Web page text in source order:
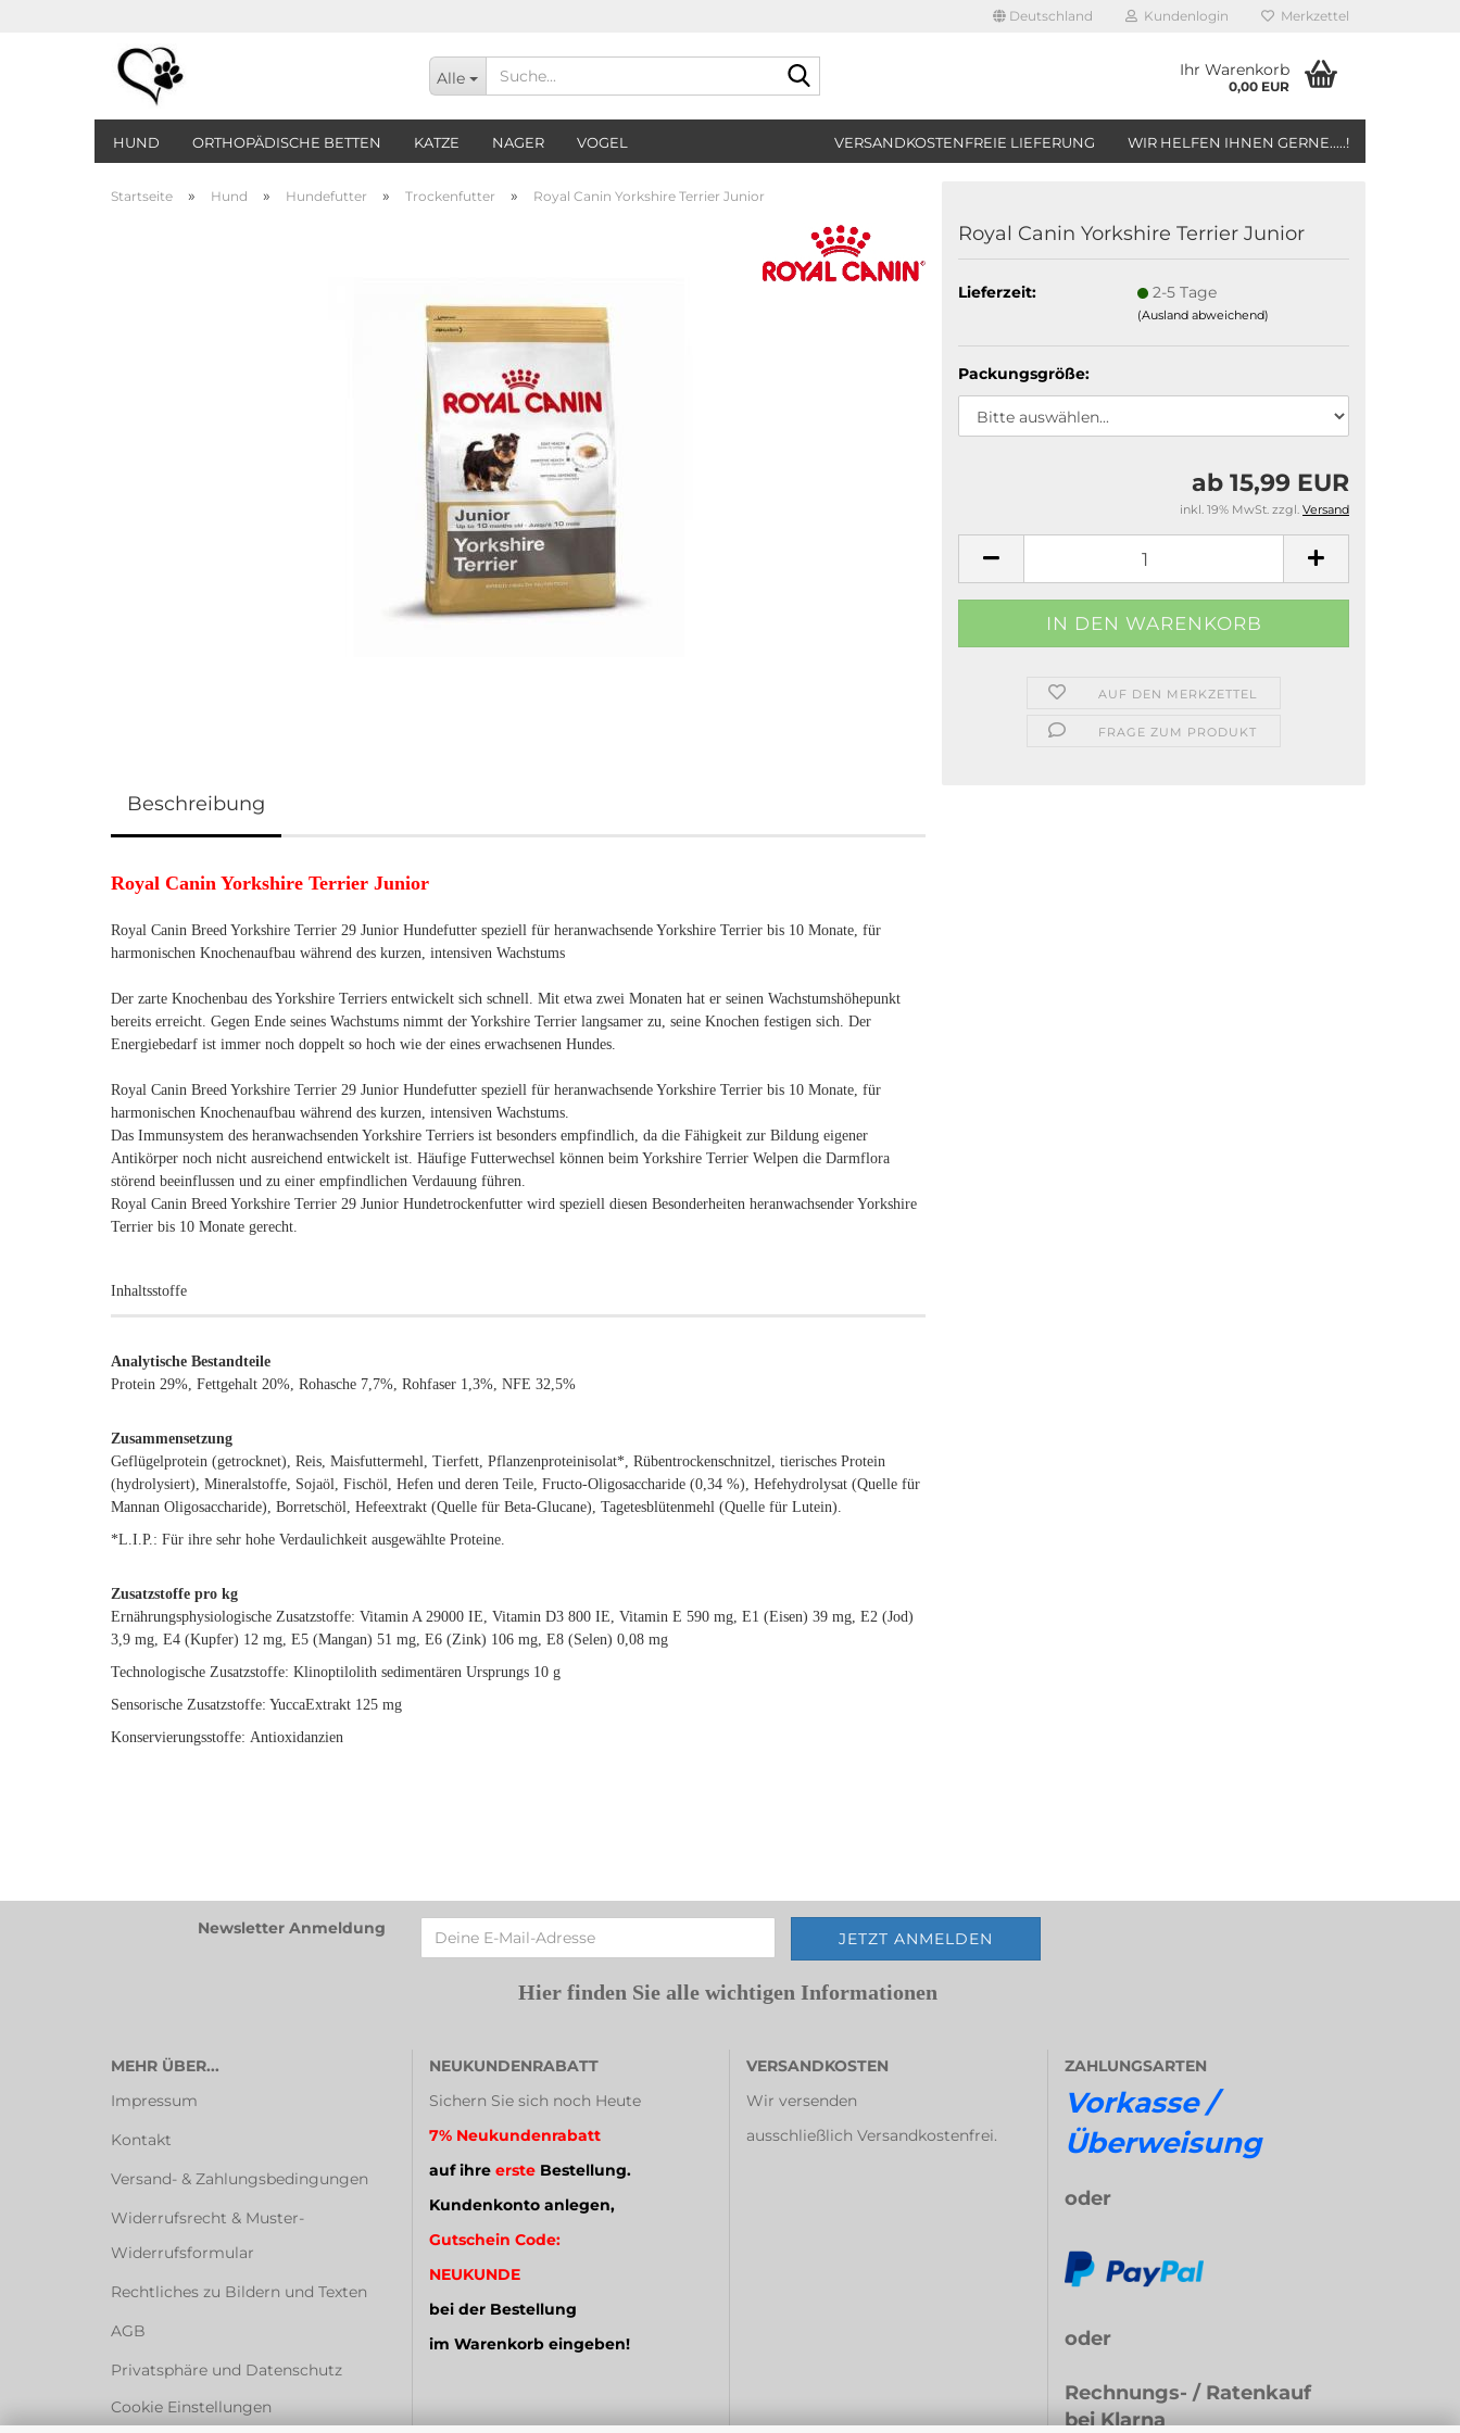
Deutschland Kundenlogin Merkzettel
Alle Ihr Warenkorb
0,00 EUR
HUND ORTHOPÄDISCHE BETTEN KATZE NAGER VOGEL VERSANDKOSTENFREIE LIEFERUNG WIR HELFEN IHNEN GERNE.....!
Startseite » Hund » Hundefutter » Trockenfutter » Royal Canin Yorkshire Terrier Junior
Royal Canin Yorkshire Terrier Junior
Lieferzeit: 2-5 Tage
(Ausland abweichend)
Packungsgröße:
ab 15,99 EUR
inkl. 19% MwSt. zzgl. Versand
AUF DEN MERKZETTEL
FRAGE ZUM PRODUKT
Beschreibung
Royal Canin Yorkshire Terrier Junior
Royal Canin Breed Yorkshire Terrier 29 Junior Hundefutter speziell für heranwachsende Yorkshire Terrier bis 10 Monate, für
harmonischen Knochenaufbau während des kurzen, intensiven Wachstums
Der zarte Knochenbau des Yorkshire Terriers entwickelt sich schnell. Mit etwa zwei Monaten hat er seinen Wachstumshöhepunkt
bereits erreicht. Gegen Ende seines Wachstums nimmt der Yorkshire Terrier langsamer zu, seine Knochen festigen sich. Der
Energiebedarf ist immer noch doppelt so hoch wie der eines erwachsenen Hundes.
Royal Canin Breed Yorkshire Terrier 29 Junior Hundefutter speziell für heranwachsende Yorkshire Terrier bis 10 Monate, für
harmonischen Knochenaufbau während des kurzen, intensiven Wachstums.
Das Immunsystem des heranwachsenden Yorkshire Terriers ist besonders empfindlich, da die Fähigkeit zur Bildung eigener
Antikörper noch nicht ausreichend entwickelt ist. Häufige Futterwechsel können beim Yorkshire Terrier Welpen die Darmflora
störend beeinflussen und zu einer empfindlichen Verdauung führen.
Royal Canin Breed Yorkshire Terrier 29 Junior Hundetrockenfutter wird speziell diesen Besonderheiten heranwachsender Yorkshire
Terrier bis 10 Monate gerecht.
Inhaltsstoffe
Analytische Bestandteile
Protein 29%, Fettgehalt 20%, Rohasche 7,7%, Rohfaser 1,3%, NFE 32,5%
Zusammensetzung
Geflügelprotein (getrocknet), Reis, Maisfuttermehl, Tierfett, Pflanzenproteinisolat*, Rübentrockenschnitzel, tierisches Protein
(hydrolysiert), Mineralstoffe, Sojaöl, Fischöl, Hefen und deren Teile, Fructo-Oligosaccharide (0,34 %), Hefehydrolysat (Quelle für
Mannan Oligosaccharide), Borretschöl, Hefeextrakt (Quelle für Beta-Glucane), Tagetesblütenmehl (Quelle für Lutein).
*L.I.P.: Für ihre sehr hohe Verdaulichkeit ausgewählte Proteine.
Zusatzstoffe pro kg
Ernährungsphysiologische Zusatzstoffe: Vitamin A 29000 IE, Vitamin D3 800 IE, Vitamin E 590 mg, E1 (Eisen) 39 mg, E2 (Jod)
3,9 mg, E4 (Kupfer) 12 mg, E5 (Mangan) 51 mg, E6 (Zink) 106 mg, E8 (Selen) 0,08 mg
Technologische Zusatzstoffe: Klinoptilolith sedimentären Ursprungs 10 g
Sensorische Zusatzstoffe: YuccaExtrakt 125 mg
Konservierungsstoffe: Antioxidanzien
Newsletter Anmeldung
Hier finden Sie alle wichtigen Informationen
MEHR ÜBER...
Impressum
Kontakt
Versand- & Zahlungsbedingungen
Widerrufsrecht & Muster-
Widerrufsformular
Rechtliches zu Bildern und Texten
AGB
Privatsphäre und Datenschutz
Cookie Einstellungen
NEUKUNDENRABATT
Sichern Sie sich noch Heute
7% Neukundenrabatt
auf ihre ersteBestellung.
Kundenkonto anlegen,
Gutschein Code:
NEUKUNDE
bei der Bestellung
im Warenkorb eingeben!
VERSANDKOSTEN
Wir versenden
ausschließlich Versandkostenfrei.
ZAHLUNGSARTEN
Vorkasse /
Überweisung
oder
oder
Rechnungs- / Ratenkauf
bei Klarna